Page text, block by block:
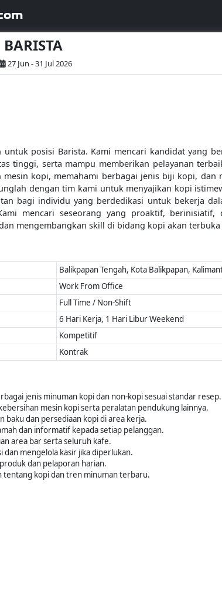
27 Jun - 31 Jul 2026
untuk posisi Barista. Kami mencari kandidat yang
tinggi, serta mampu memberikan pelayanan
kopi, memahami berbagai jenis biji kopi, dan
dengan tim kami untuk menyajikan kopi
bagi individu yang berdedikasi untuk bekerja
mencari seseorang yang proaktif,
mengembangkan skill di bidang kopi akan
Balikpapan Tengah, Kota Balikpapan,
Work From Office
Full Time / Non-Shift
6 Hari Kerja, 1 Hari Libur Weekend
Kompetitif
Kontrak
jenis minuman kopi dan non-kopi sesuai standar resep.
mesin kopi serta peralatan pendukung lainnya.
baku dan persediaan kopi di area kerja.
dan informatif kepada setiap pelanggan.
area bar serta seluruh kafe.
dan mengelola kasir jika diperlukan.
dan pelaporan harian.
tentang kopi dan tren minuman terbaru.